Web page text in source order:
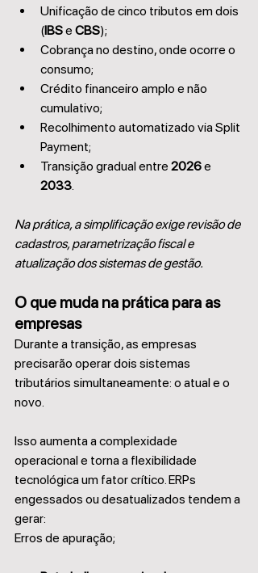
Unificação de cinco tributos em dois
(IBS e CBS);
Cobrança no destino, onde ocorre o
consumo;
Crédito financeiro amplo e não
cumulativo;
Recolhimento automatizado via Split
Payment;
Transição gradual entre 2026 e
2033
Na prática, a simplificação exige revisão de
cadastros, parametrização fiscal e
atualização dos sistemas de gestão.
O que muda na prática para as
empresas
Durante a transição, as empresas
precisarão operar dois sistemas
tributários simultaneamente: o atual e o
novo.
Isso aumenta a complexidade
operacional e torna a flexibilidade
tecnológica um fator crítico. ERPs
engessados ou desatualizados tendem a
gerar:
Erros de apuração;